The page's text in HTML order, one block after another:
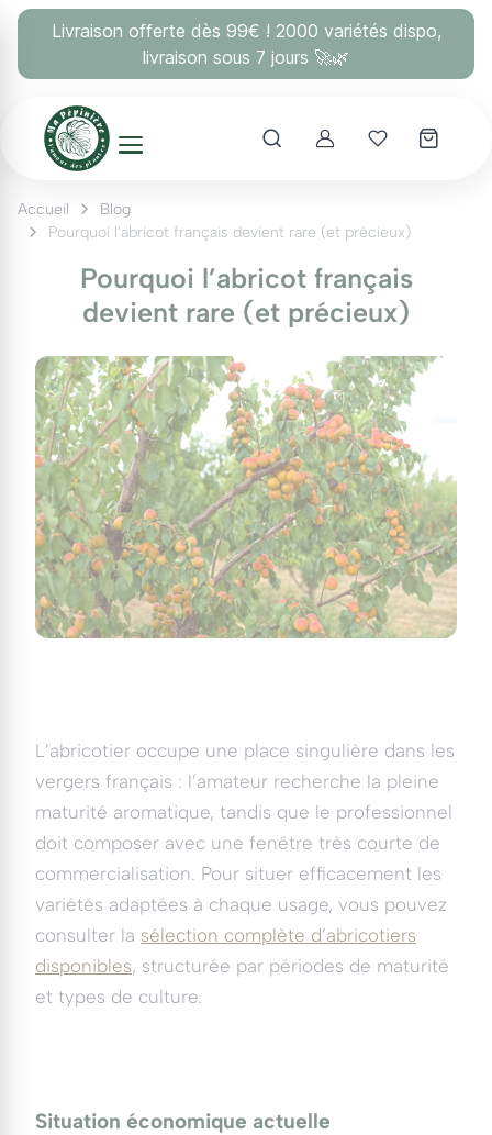
Livraison offerte dès 99€ ! 2000 variétés dispo,
livraison sous 7 jours 🚀🌿
AccountMes coups
Accueil
Blog
Pourquoi l’abricot français devient rare (et précieux)
Pourquoi l’abricot français
devient rare (et précieux)
L’abricotier occupe une place singulière dans les
vergers français : l’amateur recherche la pleine
maturité aromatique, tandis que le professionnel
doit composer avec une fenêtre très courte de
commercialisation. Pour situer efficacement les
variétés adaptées à chaque usage, vous pouvez
consulter la sélection complète d’abricotiers
disponibles, structurée par périodes de maturité
et types de culture.
Situation économique actuelle
Panneau de gestion des cookies